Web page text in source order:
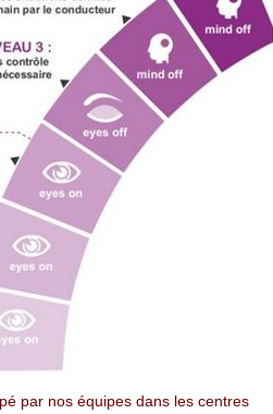
par nos équipes dans les centres